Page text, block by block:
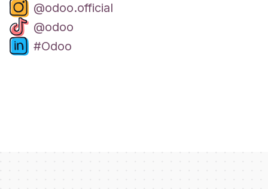
@odoo.official
@odoo
#Odoo